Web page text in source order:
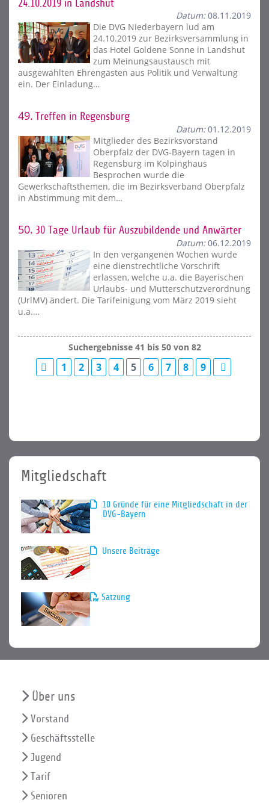
24.10.2019 in Landshut
Datum:08.11.2019
Die DVG Niederbayern lud am
24.10.2019 zur Bezirksversammlung in
das Hotel Goldene Sonne in Landshut
zum Meinungsaustausch mit
ausgewählten Ehrengästen aus Politik und Verwaltung
ein. Der Einladung…
49.
Treffen in Regensburg
Datum:01.12.2019
Mitglieder des Bezirksvorstand
Oberpfalz der DVG-Bayern tagen in
Regensburg im Kolpinghaus
Besprochen wurde die
Gewerkschaftsthemen, die im Bezirksverband Oberpfalz
in Abstimmung mit dem…
50. 30 Tage Urlaub für Auszubildende und Anwärter
Datum:06.12.2019
In den vergangenen Wochen wurde
eine dienstrechtliche Vorschrift
erlassen, welche u.a. die Bayerischen
Urlaubs- und Mutterschutzverordnung
(UrlMV) ändert. Die Tarifeinigung vom März 2019 sieht
u.a.…
Suchergebnisse 41 bis 50 von 82
1 2 3 4 5 6 7 8 9
Mitgliedschaft
10 Gründe für eine Mitgliedschaft in der
DVG-Bayern
Unsere Beiträge
Satzung
Über uns
Vorstand
Geschäftsstelle
Jugend
Tarif
Senioren